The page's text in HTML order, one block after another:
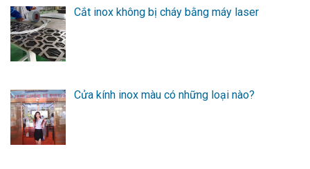
Cắt inox không bị cháy bằng máy laser
Cửa kính inox màu có những loại nào?